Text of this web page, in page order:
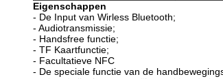
Eigenschappen
- De Input van Wirless Bluetooth;
- Audiotransmissie;
- Handsfree functie;
- TF Kaartfunctie;
- Facultatieve NFC
- De speciale functie van de